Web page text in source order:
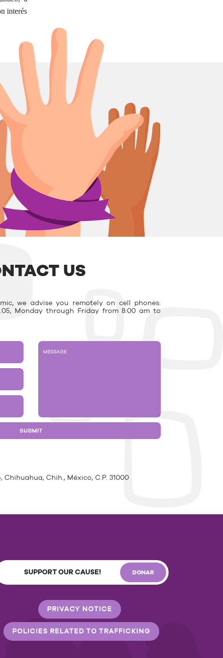
interés
US
we advise you remotely on cell phones:
Monday through Friday from 8:00 am to
Chihuahua, Chih., México, C.P. 31000
SUPPORT OUR CAUSE! DONAR
PRIVACY NOTICE
POLICIES RELATED TO TRAFFICKING